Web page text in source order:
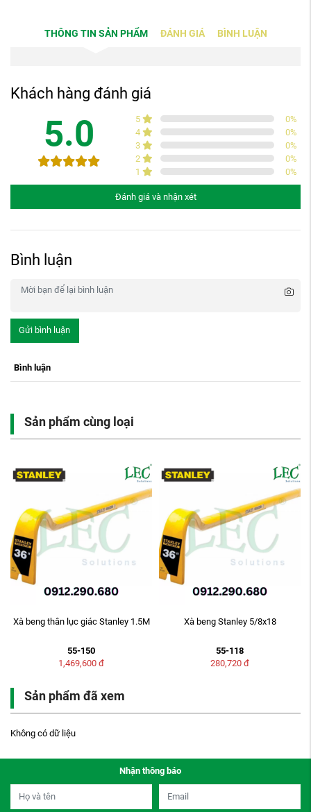
THÔNG TIN SẢN PHẨM ĐÁNH GIÁ BÌNH LUẬN
Khách hàng đánh giá
5.0 5 0%
4
0%
3
0%
2
0%
1
0%
Đánh giá và nhận xét
Bình luận
Gửi bình luận
Bình luận
Sản phẩm cùng loại
Xà beng thân lục giác Stanley 1.5M
55-150
1,469,600 đ
Xà beng Stanley 5/8x18
55-118
280,720 đ
Sản phẩm đã xem
Không có dữ liệu
Nhận thông báo